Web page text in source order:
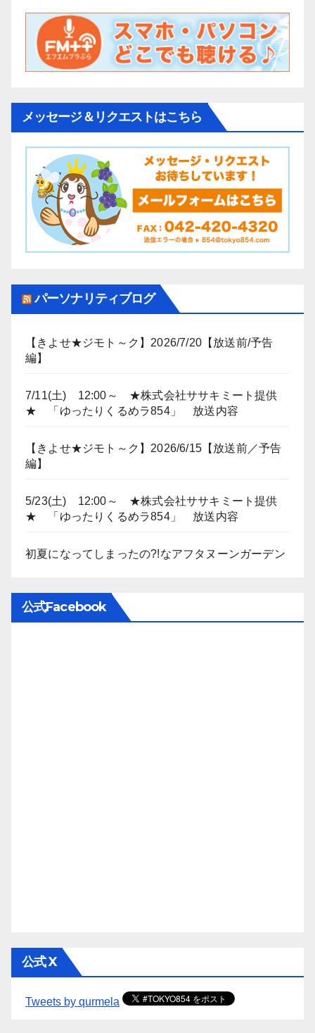
メッセージ＆リクエストはこちら
パーソナリティブログ
【きよせ★ジモト～ク】2026/7/20【放送前/予告
編】
7/11(土) 12:00～ ★株式会社ササキミート提供
★ 「ゆったりくるめラ854」 放送内容
【きよせ★ジモト～ク】2026/6/15【放送前／予告
編】
5/23(土) 12:00～ ★株式会社ササキミート提供
★ 「ゆったりくるめラ854」 放送内容
初夏になってしまったの?!なアフタヌーンガーデン
公式Facebook
公式 X
Tweets by qurmela